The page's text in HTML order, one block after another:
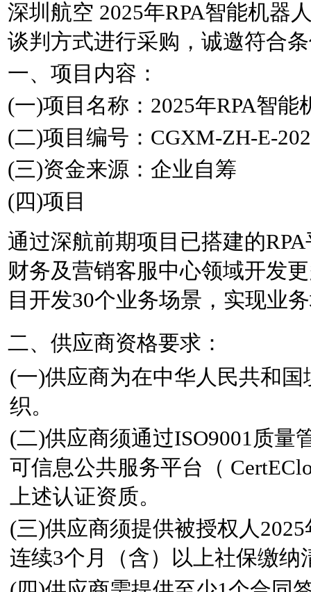
深圳航空 2025年RPA智能机器
谈判方式进行采购，诚邀符合
一、项目内容：
(一)项目名称：2025年RPA智
(二)项目编号：CGXM-ZH-E-
(三)资金来源：企业自筹
(四)项目
通过深航前期项目已搭建的RPA
财务及营销客服中心领域开发
目开发30个业务场景，实现业
二、供应商资格要求：
(一)供应商为在中华人民共和
织。
(二)供应商须通过ISO9001质量
可信息公共服务平台（
上述认证资质。
(三)供应商须提供被授权人
连续3个月（含）以上社保缴纳